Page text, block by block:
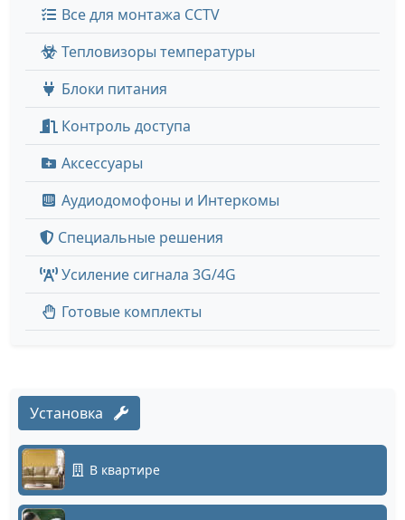
Все для монтажа CCTV
Тепловизоры температуры
Блоки питания
Контроль доступа
Аксессуары
Аудиодомофоны и Интеркомы
Специальные решения
Усиление сигнала 3G/4G
Готовые комплекты
Установка
В квартире